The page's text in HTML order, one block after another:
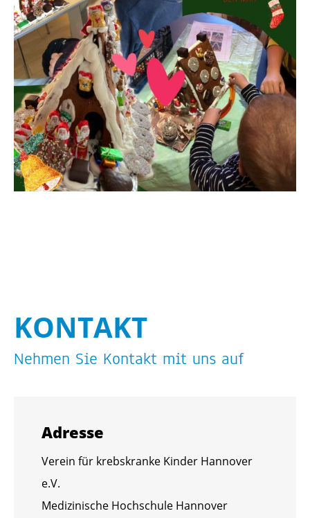
KON­TAKT
Neh­men Sie Kon­takt mit uns auf
Adres­se
Ver­ein für krebs­kran­ke Kin­der Han­no­ver
e.V.
Me­di­zi­ni­sche Hoch­schu­le Han­no­ver